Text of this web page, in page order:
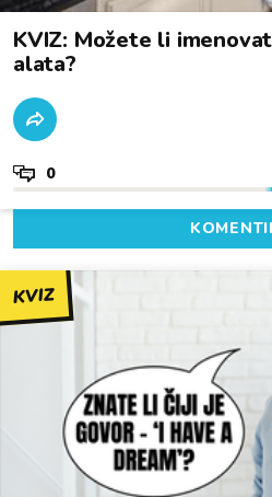
KVIZ: Možete li
alata?
0
KVIZ